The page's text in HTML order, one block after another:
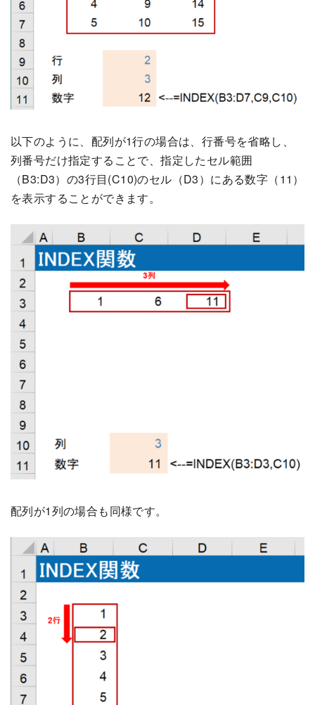
以下のように、配列が1行の場合は、行番号を省略し、
列番号だけ指定することで、指定したセル範囲
（B3:D3）の3行目(C10)のセル（D3）にある数字（11）
を表示することができます。
配列が1列の場合も同様です。